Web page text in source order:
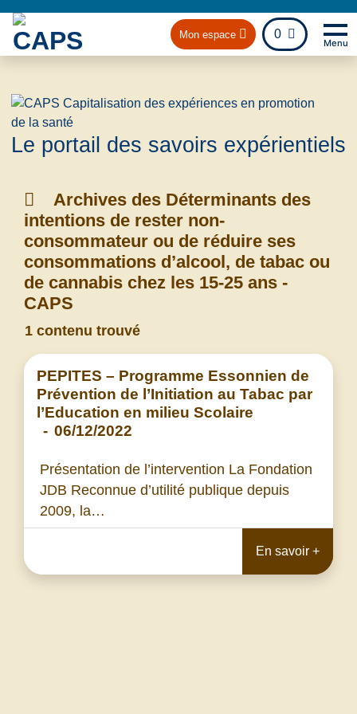
Mon espace 0
fichier
Menu
Le portail des savoirs expérientiels
Archives des Déterminants des
intentions de rester non-
consommateur ou de réduire ses
consommations d’alcool, de tabac ou
de cannabis chez les 15-25 ans -
CAPS
1 contenu trouvé
PEPITES – Programme Essonnien de
Prévention de l’Initiation au Tabac par
l’Education en milieu Scolaire
- 06/12/2022
Présentation de l’intervention La Fondation
JDB Reconnue d’utilité publique depuis
2009, la…
En savoir +